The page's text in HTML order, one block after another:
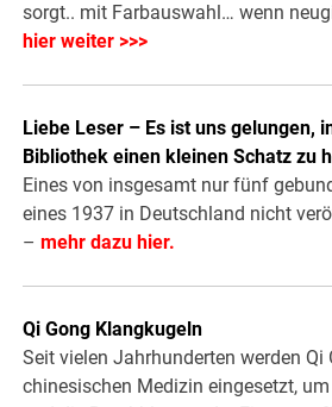
sorgt.. mit Farbauswahl… wenn
hier weiter >>>
Liebe Leser – Es ist uns gelungen,
Bibliothek einen kleinen Schatz zu
Eines von insgesamt nur fünf
eines 1937 in Deutschland nicht
– mehr dazu hier.
Qi Gong Klangkugeln
Seit vielen Jahrhunderten werden Qi
chinesischen Medizin eingesetzt,